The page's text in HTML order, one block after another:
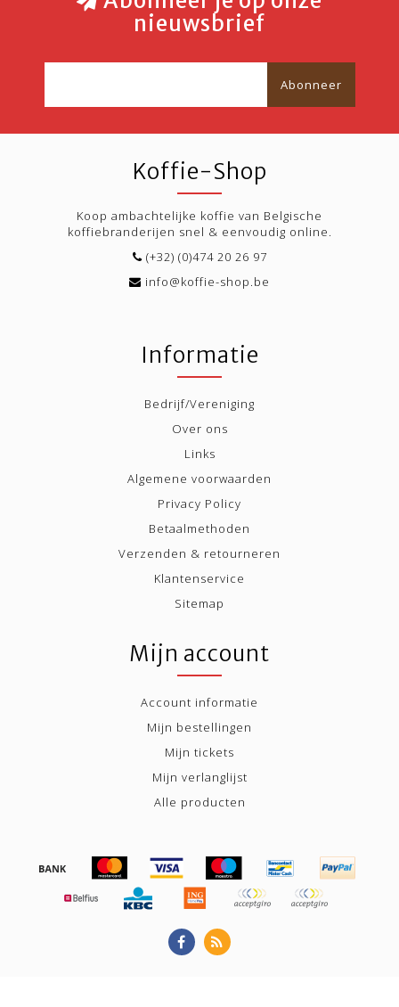
nieuwsbrief
Abonneer
Koffie-Shop
Koop ambachtelijke koffie van Belgische
koffiebranderijen snel & eenvoudig online.
(+32) (0)474 20 26 97
info@koffie-shop.be
Informatie
Bedrijf/Vereniging
Over ons
Links
Algemene voorwaarden
Privacy Policy
Betaalmethoden
Verzenden & retourneren
Klantenservice
Sitemap
Mijn account
Account informatie
Mijn bestellingen
Mijn tickets
Mijn verlanglijst
Alle producten